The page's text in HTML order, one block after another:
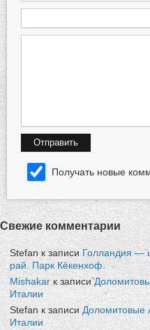
Получать новые
Свежие комментарии
Stefan к записи Голландия —
рай. Парк Кёкенхоф.
Mishakar к записи
Италии
Stefan к записи Доломитовые
Италии